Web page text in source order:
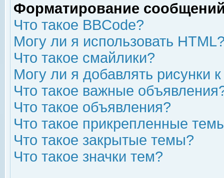
Форматирование
Что такое BBCode?
Могу ли я использовать
Что такое смайлики?
Могу ли я добавлять рисунки
Что такое важные
Что такое объявления?
Что такое прикрепленные
Что такое закрытые темы?
Что такое значки тем?